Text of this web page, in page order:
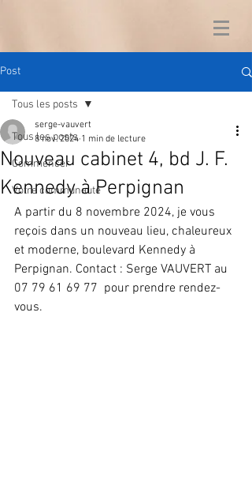
Post
Tous les posts
Commencer
Votre communauté
Tous les posts
Nouveau cabinet 4, bd J. F.
Kennedy à Perpignan
serge-vauvert
8 nov. 2024 1 min de lecture
A partir du 8 novembre 2024, je vous
reçois dans un nouveau lieu, chaleureux
et moderne, boulevard Kennedy à
Perpignan. Contact : Serge VAUVERT au
07 79 61 69 77  pour prendre rendez-
vous.